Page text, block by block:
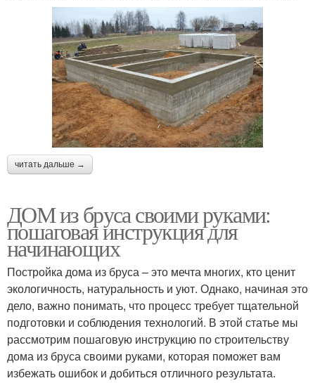
читать дальше →
ДОМ из бруса своими руками:
пошаговая инструкция для
начинающих
Постройка дома из бруса – это мечта многих, кто ценит
экологичность, натуральность и уют. Однако, начиная это
дело, важно понимать, что процесс требует тщательной
подготовки и соблюдения технологий. В этой статье мы
рассмотрим пошаговую инструкцию по строительству
дома из бруса своими руками, которая поможет вам
избежать ошибок и добиться отличного результата.